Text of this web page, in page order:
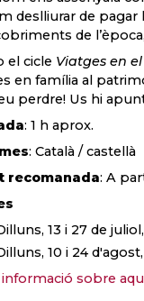
deslliurar de pagar
de
el cicle Viatges en
en família al
perdre! Us hi
: 1 h aprox.
: Català / castellà
recomanada: A
13 i 27 de
10 i 24
sobre